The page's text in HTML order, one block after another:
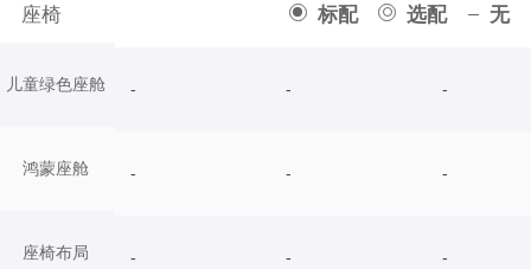
座椅 标配 选配 无
儿童绿色座舱
鸿蒙座舱
座椅布局
- - -
- - -
- - -